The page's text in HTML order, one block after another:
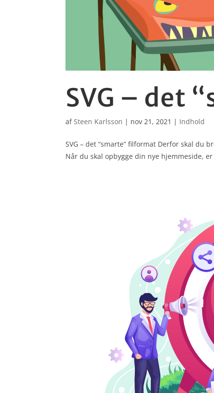
SVG – det
af Steen Karlsson | nov 21, 2021 | Indhold
SVG – det “smarte” filformat Derfor skal du
Når du skal opbygge din nye hjemmeside,